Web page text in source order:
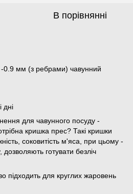
В порівнянні
мм (з ребрами) чавунний
дні
для чавунного посуду -
кришка прес? Такі кришки
соковитість м'яса, при цьому -
дозволяють готувати безліч
підходить для круглих жаровень